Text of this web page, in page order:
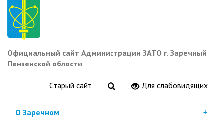
Перейти
основному
содержанию
Официальный сайт Администрации ЗАТО г. Заречный
Пензенской области
Старый сайт Для слабовидящих
О Заречном